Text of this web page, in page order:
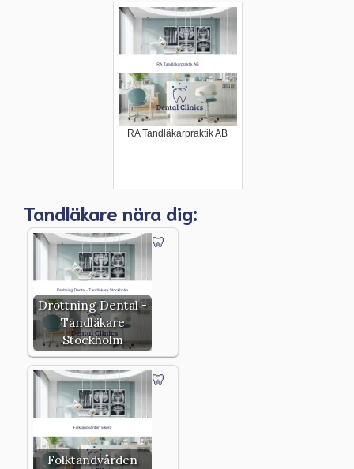
RA Tandläkarpraktik AB
Tandläkare nära dig:
Drottning Dental -
Tandläkare
Stockholm
Folktandvården